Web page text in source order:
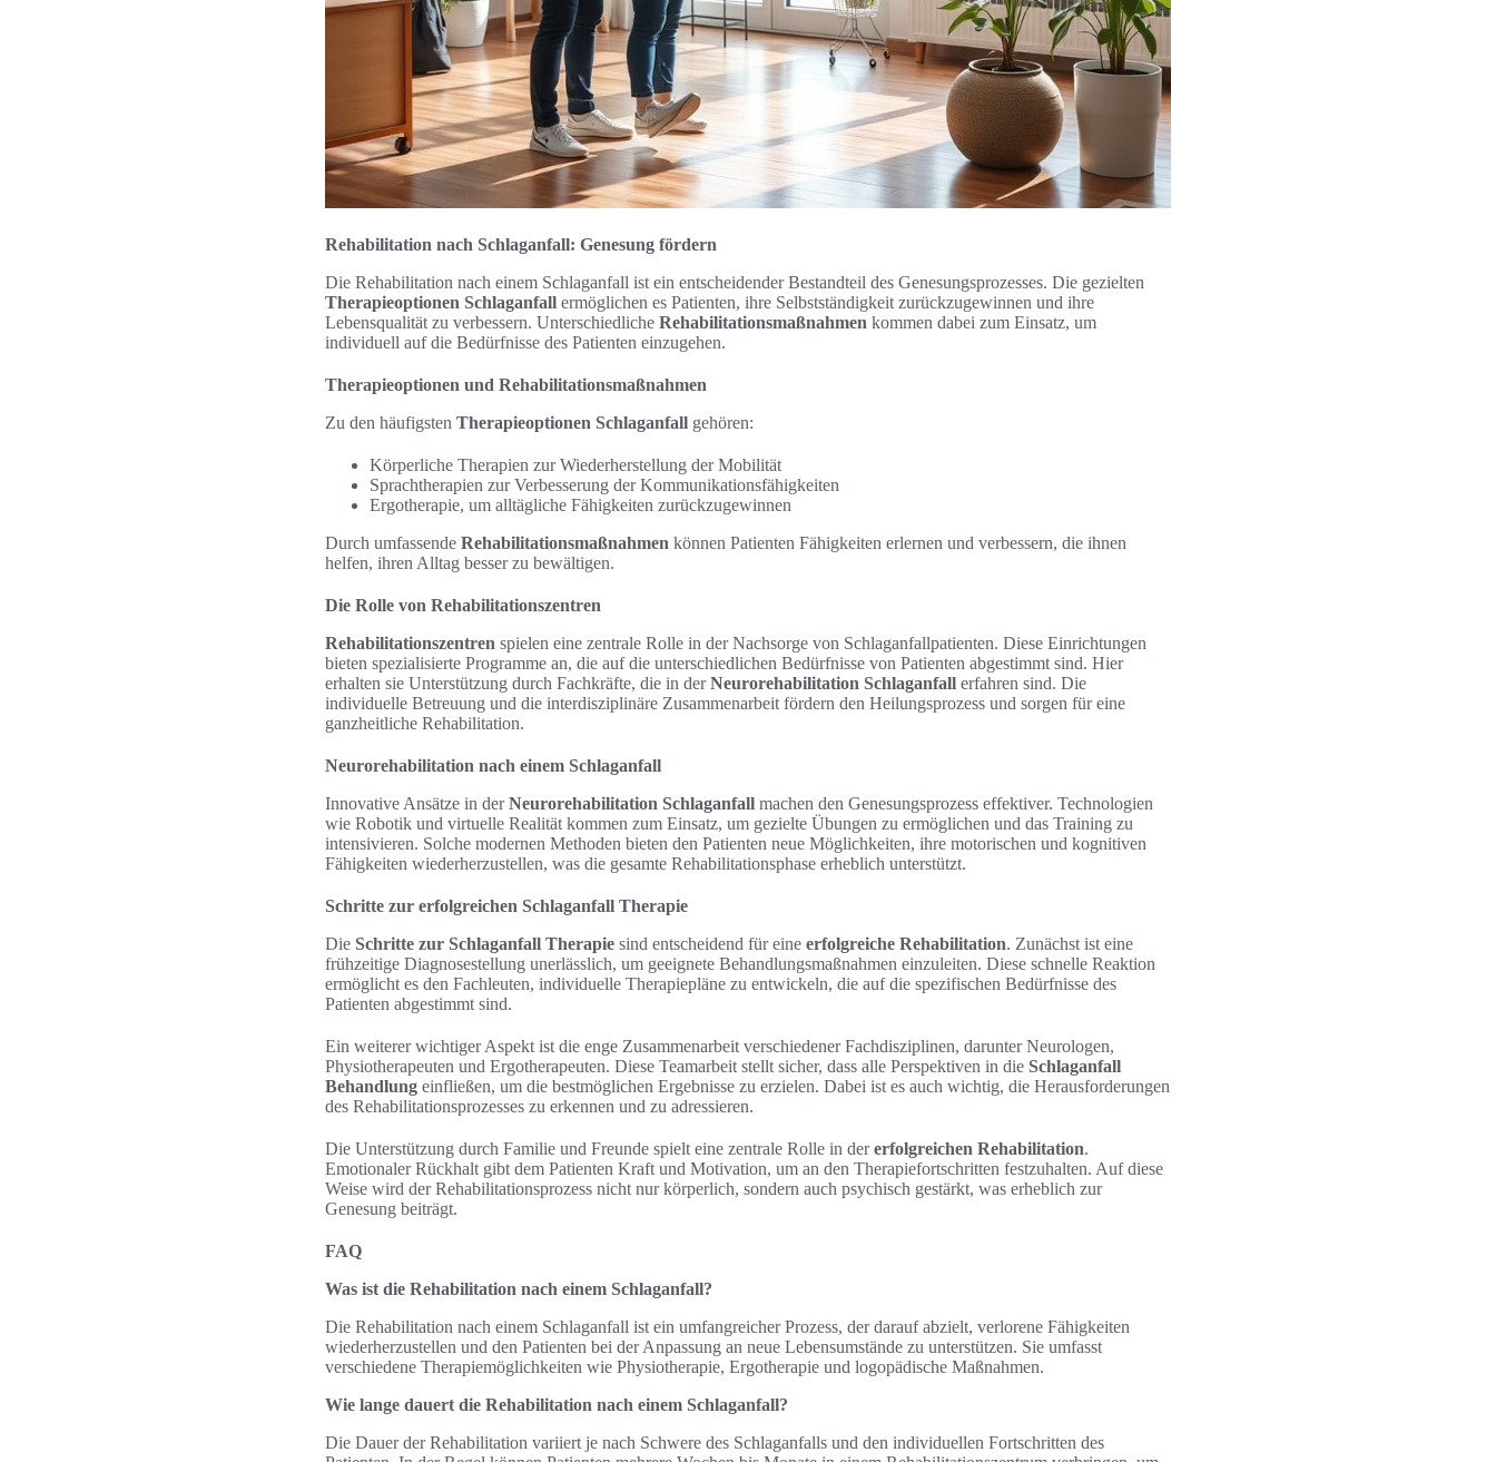
Rehabilitation nach Schlaganfall: Genesung fördern
Die Rehabilitation nach einem Schlaganfall ist ein entscheidender Bestandteil des Genesungsprozesses. Die gezielten
Therapieoptionen Schlaganfall ermöglichen es Patienten, ihre Selbstständigkeit zurückzugewinnen und ihre
Lebensqualität zu verbessern. Unterschiedliche Rehabilitationsmaßnahmen kommen dabei zum Einsatz, um
individuell auf die Bedürfnisse des Patienten einzugehen.
Therapieoptionen und Rehabilitationsmaßnahmen
Zu den häufigsten Therapieoptionen Schlaganfall gehören:
Körperliche Therapien zur Wiederherstellung der Mobilität
Sprachtherapien zur Verbesserung der Kommunikationsfähigkeiten
Ergotherapie, um alltägliche Fähigkeiten zurückzugewinnen
Durch umfassende Rehabilitationsmaßnahmen können Patienten Fähigkeiten erlernen und verbessern, die ihnen
helfen, ihren Alltag besser zu bewältigen.
Die Rolle von Rehabilitationszentren
Rehabilitationszentren spielen eine zentrale Rolle in der Nachsorge von Schlaganfallpatienten. Diese Einrichtungen
bieten spezialisierte Programme an, die auf die unterschiedlichen Bedürfnisse von Patienten abgestimmt sind. Hier
erhalten sie Unterstützung durch Fachkräfte, die in derNeurorehabilitation Schlaganfall erfahren sind. Die
individuelle Betreuung und die interdisziplinäre Zusammenarbeit fördern den Heilungsprozess und sorgen für eine
ganzheitliche Rehabilitation.
Neurorehabilitation nach einem Schlaganfall
Innovative Ansätze in derNeurorehabilitation Schlaganfall machen den Genesungsprozess effektiver. Technologien
wie Robotik und virtuelle Realität kommen zum Einsatz, um gezielte Übungen zu ermöglichen und das Training zu
intensivieren. Solche modernen Methoden bieten den Patienten neue Möglichkeiten, ihre motorischen und kognitiven
Fähigkeiten wiederherzustellen, was die gesamte Rehabilitationsphase erheblich unterstützt.
Schritte zur erfolgreichen Schlaganfall Therapie
Die Schritte zur Schlaganfall Therapie sind entscheidend für eine erfolgreiche Rehabilitation. Zunächst ist eine
frühzeitige Diagnosestellung unerlässlich, um geeignete Behandlungsmaßnahmen einzuleiten. Diese schnelle Reaktion
ermöglicht es den Fachleuten, individuelle Therapiepläne zu entwickeln, die auf die spezifischen Bedürfnisse des
Patienten abgestimmt sind.
Ein weiterer wichtiger Aspekt ist die enge Zusammenarbeit verschiedener Fachdisziplinen, darunter Neurologen,
Physiotherapeuten und Ergotherapeuten. Diese Teamarbeit stellt sicher, dass alle Perspektiven in die Schlaganfall
Behandlung einfließen, um die bestmöglichen Ergebnisse zu erzielen. Dabei ist es auch wichtig, die Herausforderungen
des Rehabilitationsprozesses zu erkennen und zu adressieren.
Die Unterstützung durch Familie und Freunde spielt eine zentrale Rolle in dererfolgreichen Rehabilitation.
Emotionaler Rückhalt gibt dem Patienten Kraft und Motivation, um an den Therapiefortschritten festzuhalten. Auf diese
Weise wird der Rehabilitationsprozess nicht nur körperlich, sondern auch psychisch gestärkt, was erheblich zur
Genesung beiträgt.
FAQ
Was ist die Rehabilitation nach einem Schlaganfall?
Die Rehabilitation nach einem Schlaganfall ist ein umfangreicher Prozess, der darauf abzielt, verlorene Fähigkeiten
wiederherzustellen und den Patienten bei der Anpassung an neue Lebensumstände zu unterstützen. Sie umfasst
verschiedene Therapiemöglichkeiten wie Physiotherapie, Ergotherapie und logopädische Maßnahmen.
Wie lange dauert die Rehabilitation nach einem Schlaganfall?
Die Dauer der Rehabilitation variiert je nach Schwere des Schlaganfalls und den individuellen Fortschritten des